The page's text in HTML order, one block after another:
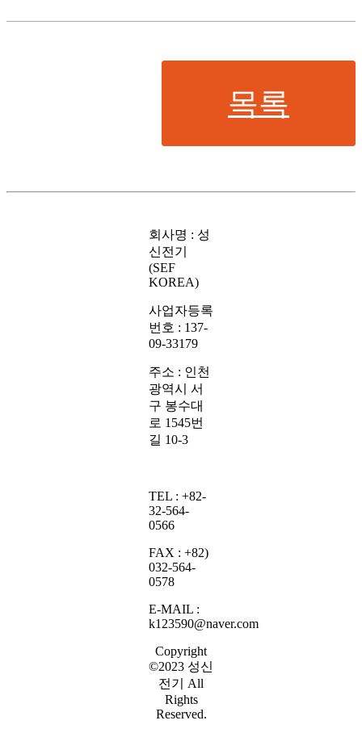
목록
회사명 : 성
신전기
(SEF
KOREA)
사업자등록
번호 : 137-
09-33179
주소 : 인천
광역시 서
구 봉수대
로 1545번
길 10-3
TEL : +82-
32-564-
0566
FAX : +82)
032-564-
0578
E-MAIL :
k123590@naver.com
Copyright
©2023 성신
전기
All
Rights
Reserved.